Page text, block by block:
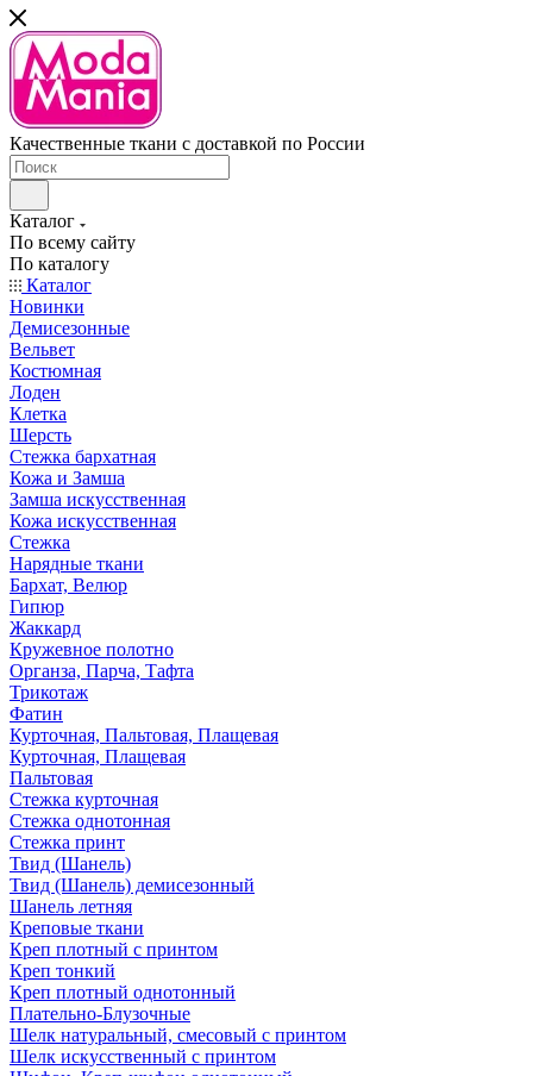
Качественные ткани с доставкой по России
Каталог
По всему сайту
По каталогу
Каталог
Новинки
Демисезонные
Вельвет
Костюмная
Лоден
Клетка
Шерсть
Стежка бархатная
Кожа и Замша
Замша искусственная
Кожа искусственная
Стежка
Нарядные ткани
Бархат, Велюр
Гипюр
Жаккард
Кружевное полотно
Органза, Парча, Тафта
Трикотаж
Фатин
Курточная, Пальтовая, Плащевая
Курточная, Плащевая
Пальтовая
Стежка курточная
Стежка однотонная
Стежка принт
Твид (Шанель)
Твид (Шанель) демисезонный
Шанель летняя
Креповые ткани
Креп плотный с принтом
Креп тонкий
Креп плотный однотонный
Плательно-Блузочные
Шелк натуральный, смесовый с принтом
Шелк искусственный с принтом